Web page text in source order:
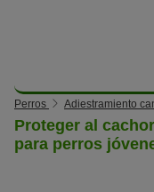
Perros Adiestramiento
Proteger al
para perros